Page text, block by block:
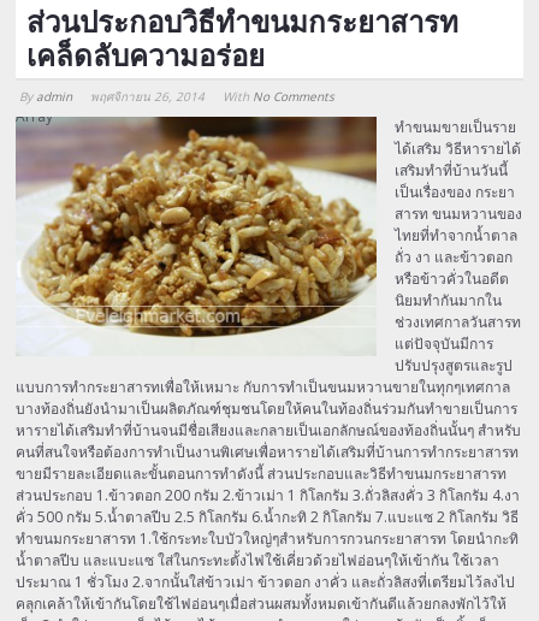
ส่วนประกอบวิธีทำขนมกระยาสารท
เคล็ดลับความอร่อย
By admin พฤศจิกายน 26, 2014 With No Comments
Array
ทำขนมขายเป็นราย
ได้เสริม วิธีหารายได้
เสริมทำที่บ้านวันนี้
เป็นเรื่องของ กระยา
สารท ขนมหวานของ
ไทยที่ทำจากน้ำตาล
ถั่ว งา และข้าวตอก
หรือข้าวคั่วในอดีต
นิยมทำกันมากใน
ช่วงเทศกาลวันสารท
แต่ปัจจุบันมีการ
ปรับปรุงสูตรและรูป
แบบการทำกระยาสารทเพื่อให้เหมาะ กับการทำเป็นขนมหวานขายในทุกๆเทศกาล
บางท้องถิ่นยังนำมาเป็นผลิตภัณฑ์ชุมชนโดยให้คนในท้องถิ่นร่วมกันทำขายเป็นการ
หารายได้เสริมทำที่บ้านจนมีชื่อเสียงและกลายเป็นเอกลักษณ์ของท้องถิ่นนั้นๆ สำหรับ
คนที่สนใจหรือต้องการทำเป็นงานพิเศษเพื่อหารายได้เสริมที่บ้านการทำกระยาสารท
ขายมีรายละเอียดและขั้นตอนการทำดังนี้ ส่วนประกอบและวิธีทำขนมกระยาสารท
ส่วนประกอบ 1.ข้าวตอก 200 กรัม 2.ข้าวเม่า 1 กิโลกรัม 3.ถั่วลิสงคั่ว 3 กิโลกรัม 4.งา
คั่ว 500 กรัม 5.น้ำตาลปีบ 2.5 กิโลกรัม 6.น้ำกะทิ 2 กิโลกรัม 7.แบะแซ 2 กิโลกรัม วิธี
ทำขนมกระยาสารท 1.ใช้กระทะใบบัวใหญ่ๆสำหรับการกวนกระยาสารท โดยนำกะทิ
น้ำตาลปีบ และแบะแซ ใส่ในกระทะตั้งไฟใช้เคี่ยวด้วยไฟอ่อนๆให้เข้ากัน ใช้เวลา
ประมาณ 1 ชั่วโมง 2.จากนั้นใส่ข้าวเม่า ข้าวตอก งาคั่ว และถั่วลิสงที่เตรียมไว้ลงไป
คลุกเคล้าให้เข้ากันโดยใช้ไฟอ่อนๆเมื่อส่วนผสมทั้งหมดเข้ากันดีแล้วยกลงพักไว้ให้